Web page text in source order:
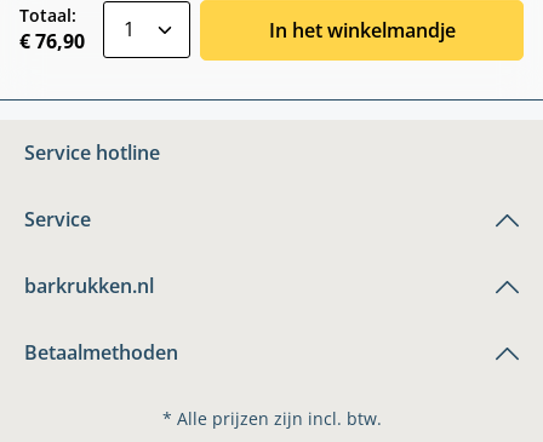
Totaal:
€ 76,90 In het winkelmandje
Service hotline
Service
barkrukken.nl
Betaalmethoden
* Alle prijzen zijn incl. btw.